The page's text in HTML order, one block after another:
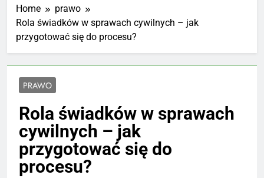
Home
prawo
Rola świadków w sprawach cywilnych – jak
przygotować się do procesu?
PRAWO
Rola świadków w sprawach
cywilnych – jak
przygotować się do
procesu?